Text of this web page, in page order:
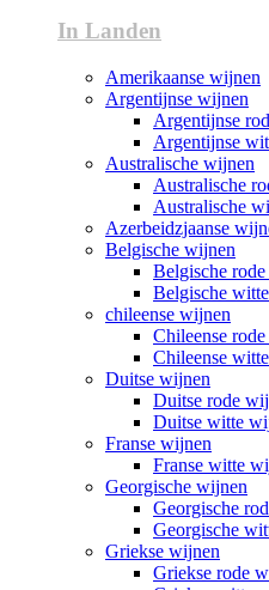
In Landen
Amerikaanse wijnen
Argentijnse wijnen
Argentijnse
Argentijnse
Australische wijnen
Australische
Australische
Azerbeidzjaanse
Belgische wijnen
Belgische
Belgische
chileense wijnen
Chileense
Chileense
Duitse wijnen
Duitse rode
Duitse witte
Franse wijnen
Franse witte
Georgische wijnen
Georgische
Georgische
Griekse wijnen
Griekse rode